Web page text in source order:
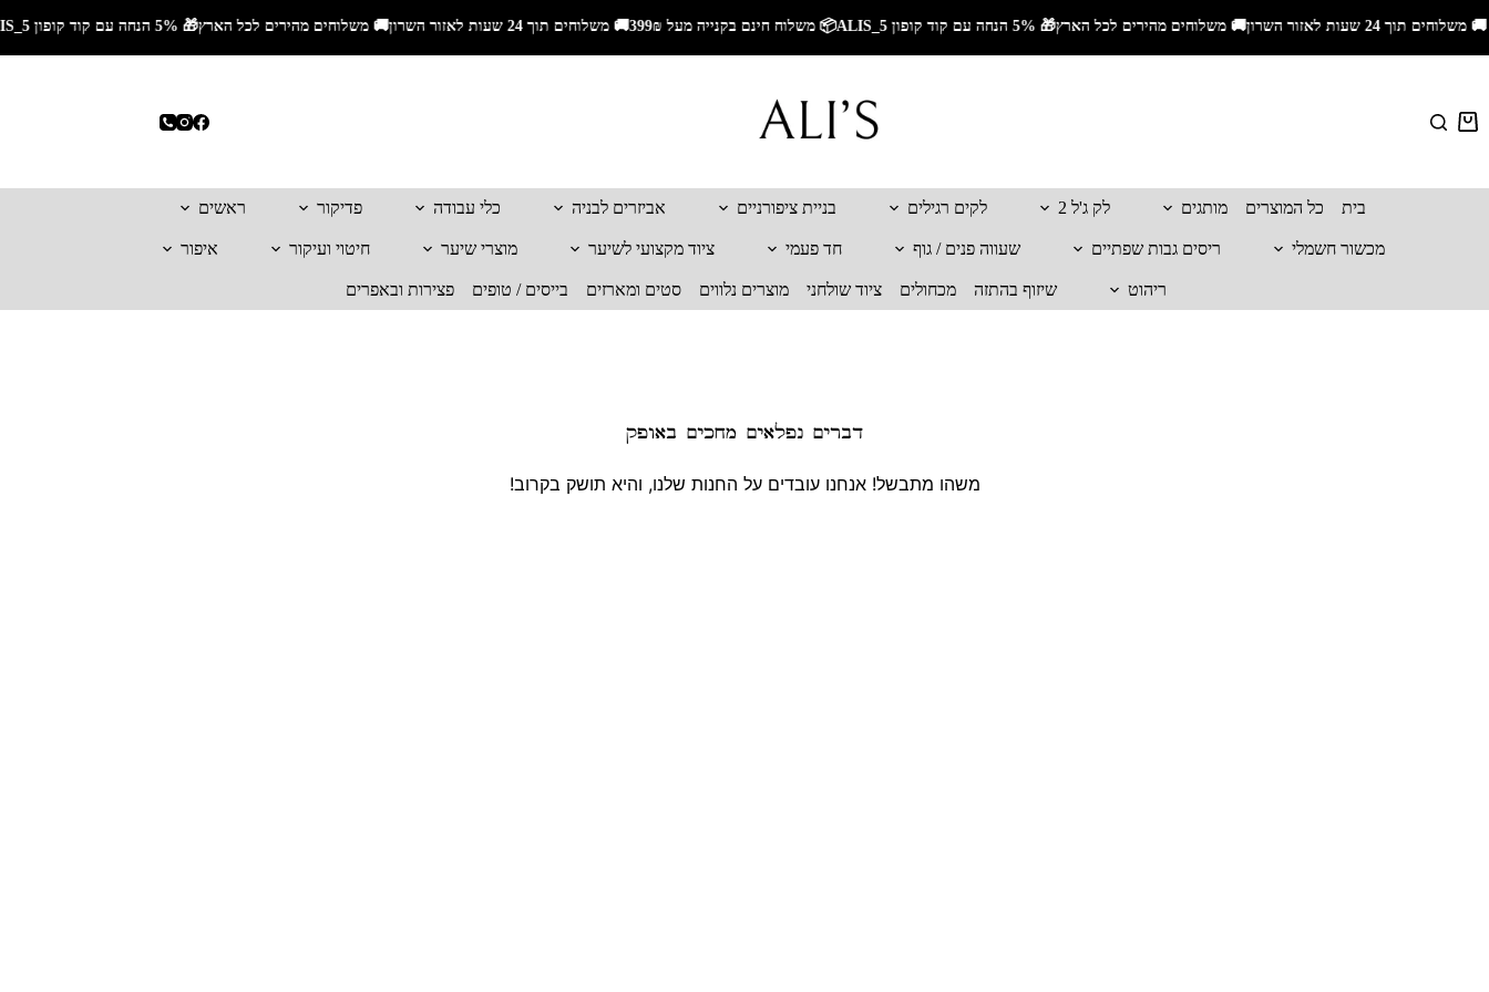
🚚 משלוחים תוך 24 שעות לאזור השרון🚚 משלוחים מהירים לכל הארץ🎁 5% הנחה עם קוד קופון ALIS_5📦 משלוח חינם בקנייה מעל 399₪ 🚚 משלוחים תוך 24 שעות לאזור השרון🚚 משלוחים מהירים לכל הארץ🎁 5% הנחה עם קוד קופון ALIS_5📦 משלוח חינם בקנייה מעל 299₪
בית כל המוצרים מותגים לק ג'ל 2 לקים רגילים בניית ציפורניים אביזרים לבניה כלי עבודה פדיקור ראשים
מכשור חשמלי ריסים גבות שפתיים שעווה פנים / גוף חד פעמי ציוד מקצועי לשיער מוצרי שיער חיטוי ועיקור איפור
ריהוט שיזוף בהתזה מכחולים ציוד שולחני מוצרים נלווים סטים ומארזים בייסים / טופים פצירות ובאפרים
דברים נפלאים מחכים באופק
משהו מתבשל! אנחנו עובדים על החנות שלנו, והיא תושק בקרוב!